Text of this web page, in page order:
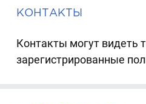
КОНТАКТЫ
Контакты могут видеть
зарегистрированные